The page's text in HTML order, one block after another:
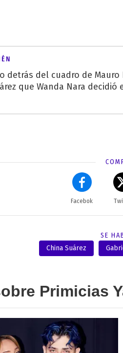
detrás del cuadro de Mauro
que Wanda Nara decidió
Facebok
SE
China Suárez
Primicias